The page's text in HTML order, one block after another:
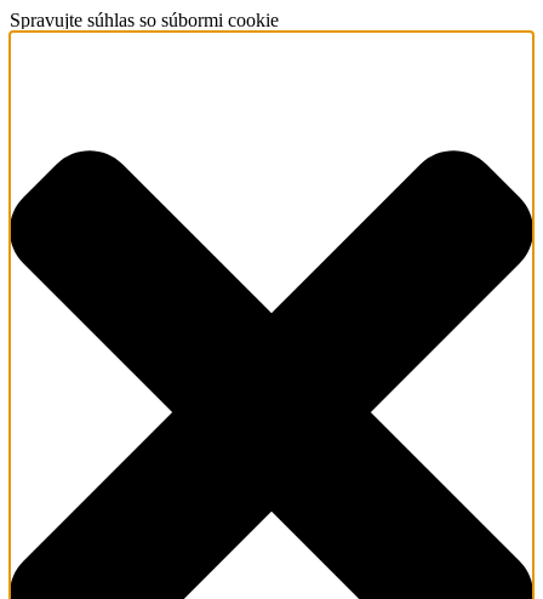
Spravujte súhlas so súbormi cookie